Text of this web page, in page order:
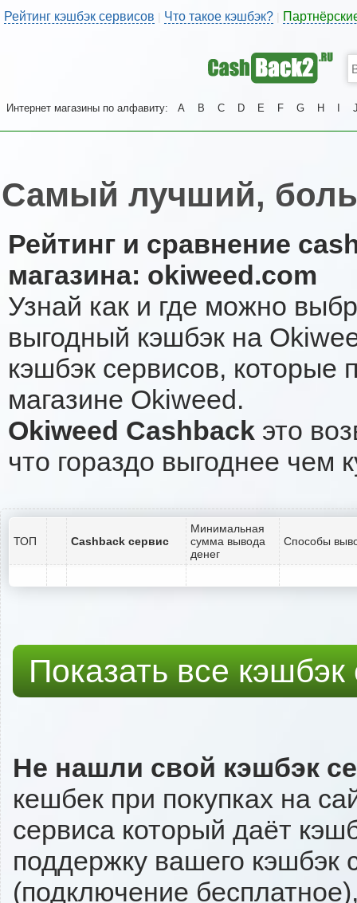
Рейтинг кэшбэк сервисов | Что такое кэшбэк?
Интернет магазины по алфавиту: A B C D E F G H
Самый лучший,
Рейтинг и сравнение
магазина: okiweed.com
Узнай как и где можно
выгодный кэшбэк на
кэшбэк сервисов, которые
магазине Okiweed.
Okiweed Cashback это
что гораздо выгоднее чем
ТОП Cashback сервис
Минимальная
сумма вывода
денег
Способы
Показать все
Не нашли свой кэшбэк
кешбек при покупках на
сервиса который даёт
поддержку вашего кэшбэк
(подключение